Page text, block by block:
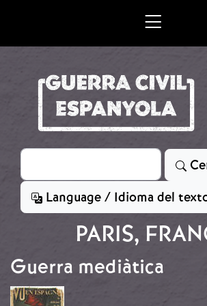
Cerca
Language / Idioma del
PARIS,
Guerra mediàtica
Imatge